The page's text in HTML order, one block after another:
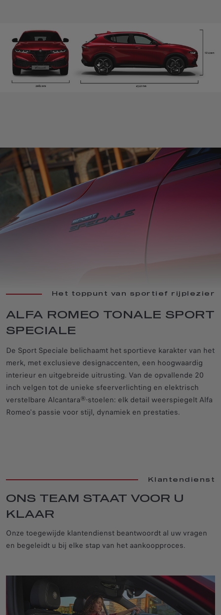
Het toppunt van sportief rijplezier
ALFA ROMEO TONALE SPORT
SPECIALE
De Sport Speciale belichaamt het sportieve karakter van het
merk, met exclusieve designaccenten, een hoogwaardig
interieur en uitgebreide uitrusting. Van de opvallende 20
inch velgen tot de unieke sfeerverlichting en elektrisch
verstelbare Alcantara®-stoelen: elk detail weerspiegelt Alfa
Romeo's passie voor stijl, dynamiek en prestaties.
Klantendienst
ONS TEAM STAAT VOOR U
KLAAR
Onze toegewijde klantendienst beantwoordt al uw vragen
en begeleidt u bij elke stap van het aankoopproces.